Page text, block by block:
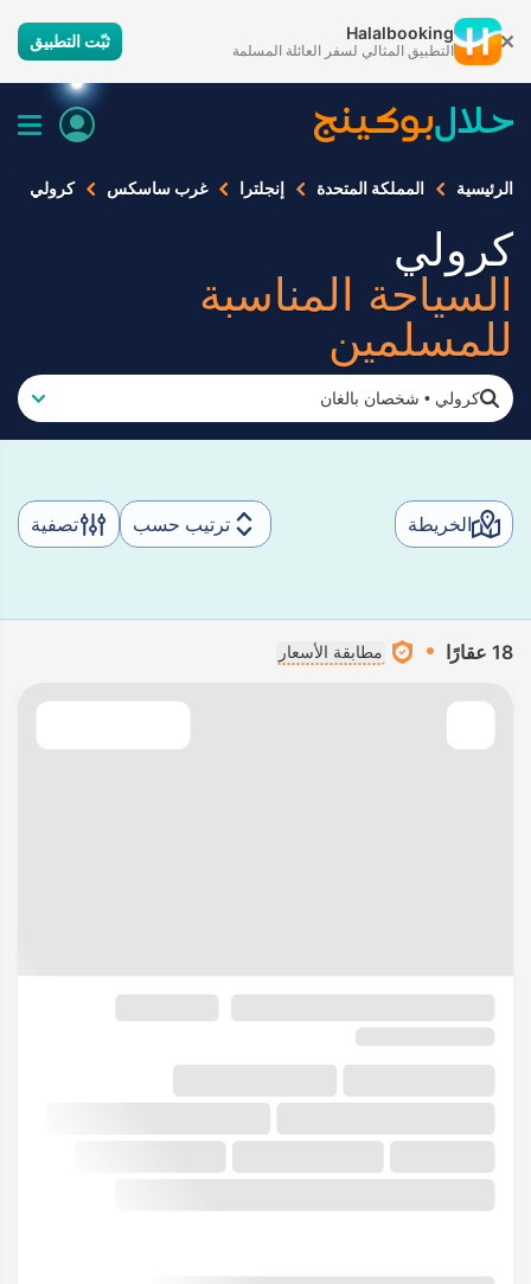
Halalbooking
التطبيق المثالي لسفر العائلة المسلمة ثبّت التطبيق
الرئيسية المملكة المتحدة إنجلترا غرب ساسكس كرولي
كرولي
السياحة المناسبة
للمسلمين
كرولي • شخصان بالغان
الخريطة ترتيب حسب تصفية
18 عقارًا مطابقة الأسعار